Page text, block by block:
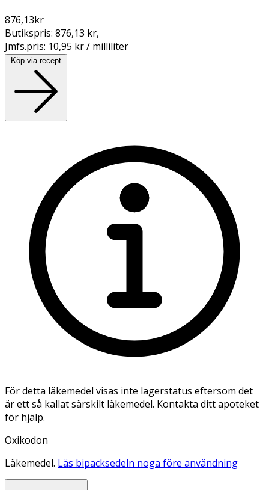
876,13kr
Butikspris: 876,13 kr,
Jmfs.pris: 10,95 kr / milliliter
Köp via recept
För detta läkemedel visas inte lagerstatus eftersom det
är ett så kallat särskilt läkemedel. Kontakta ditt apoteket
för hjälp.
Oxikodon
Läkemedel. Läs bipacksedeln noga före användning